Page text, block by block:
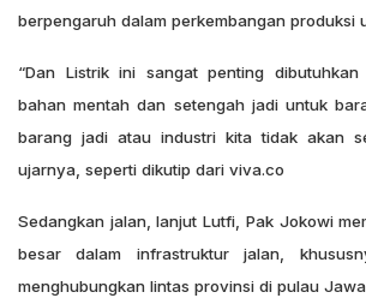
berpengaruh dalam perkembangan produksi
“Dan Listrik ini sangat penting
bahan mentah dan setengah jadi untuk
barang jadi atau industri kita tidak akan
ujarnya, seperti dikutip dari viva.co
Sedangkan jalan, lanjut Lutfi, Pak Jokowi
besar dalam infrastruktur jalan,
menghubungkan lintas provinsi di pulau